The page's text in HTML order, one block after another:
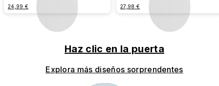
24,99 € 27,98 €
Haz clic en la puerta
Explora más diseños sorprendentes